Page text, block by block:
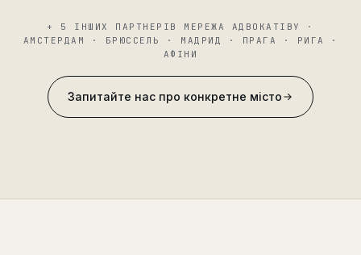
+ 5 ІНШИХ ПАРТНЕРІВ МЕРЕЖА АДВОКАТІВУ ·
АМСТЕРДАМ · БРЮССЕЛЬ · МАДРИД · ПРАГА · РИГА ·
АФІНИ
Запитайте нас про конкретне місто